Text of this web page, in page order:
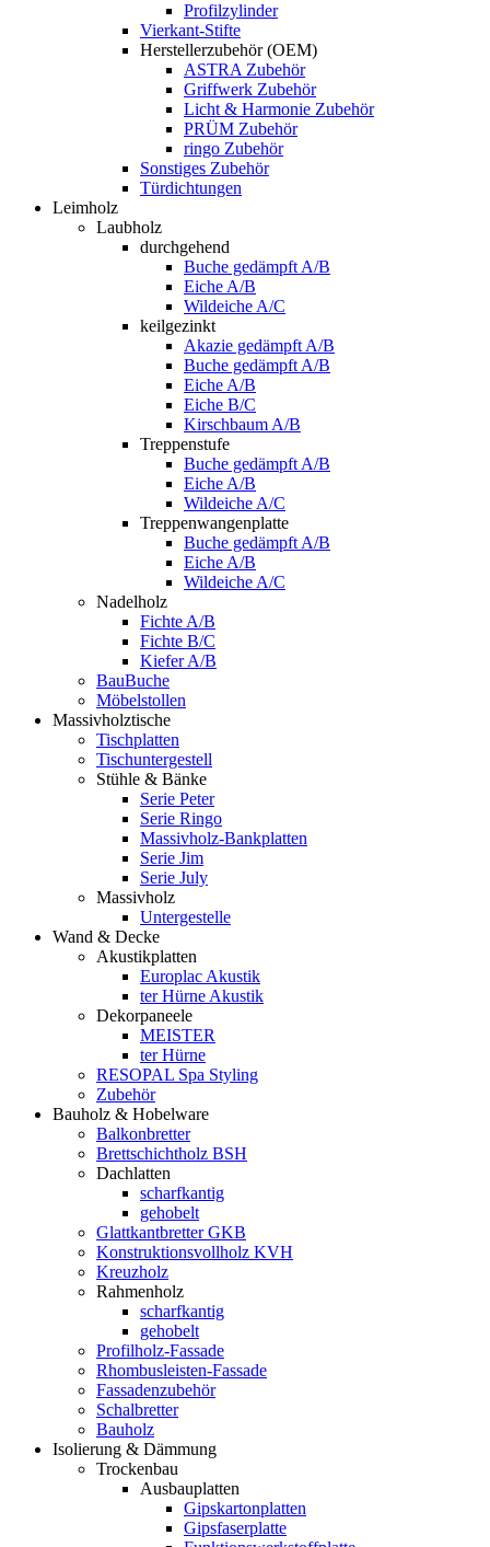
Profilzylinder
Vierkant-Stifte
Herstellerzubehör (OEM)
ASTRA Zubehör
Griffwerk Zubehör
Licht & Harmonie Zubehör
PRÜM Zubehör
ringo Zubehör
Sonstiges Zubehör
Türdichtungen
Leimholz
Laubholz
durchgehend
Buche gedämpft A/B
Eiche A/B
Wildeiche A/C
keilgezinkt
Akazie gedämpft A/B
Buche gedämpft A/B
Eiche A/B
Eiche B/C
Kirschbaum A/B
Treppenstufe
Buche gedämpft A/B
Eiche A/B
Wildeiche A/C
Treppenwangenplatte
Buche gedämpft A/B
Eiche A/B
Wildeiche A/C
Nadelholz
Fichte A/B
Fichte B/C
Kiefer A/B
BauBuche
Möbelstollen
Massivholztische
Tischplatten
Tischuntergestell
Stühle & Bänke
Serie Peter
Serie Ringo
Massivholz-Bankplatten
Serie Jim
Serie July
Massivholz
Untergestelle
Wand & Decke
Akustikplatten
Europlac Akustik
ter Hürne Akustik
Dekorpaneele
MEISTER
ter Hürne
RESOPAL Spa Styling
Zubehör
Bauholz & Hobelware
Balkonbretter
Brettschichtholz BSH
Dachlatten
scharfkantig
gehobelt
Glattkantbretter GKB
Konstruktionsvollholz KVH
Kreuzholz
Rahmenholz
scharfkantig
gehobelt
Profilholz-Fassade
Rhombusleisten-Fassade
Fassadenzubehör
Schalbretter
Bauholz
Isolierung & Dämmung
Trockenbau
Ausbauplatten
Gipskartonplatten
Gipsfaserplatte